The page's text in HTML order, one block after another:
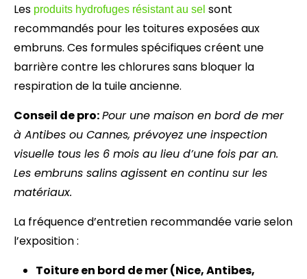
Les produits hydrofuges résistant au sel sont
recommandés pour les toitures exposées aux
embruns. Ces formules spécifiques créent une
barrière contre les chlorures sans bloquer la
respiration de la tuile ancienne.
Conseil de pro:Pour une maison en bord de mer
à Antibes ou Cannes, prévoyez une inspection
visuelle tous les 6 mois au lieu d’une fois par an.
Les embruns salins agissent en continu sur les
matériaux.
La fréquence d’entretien recommandée varie selon
l’exposition :
Toiture en bord de mer (Nice, Antibes,